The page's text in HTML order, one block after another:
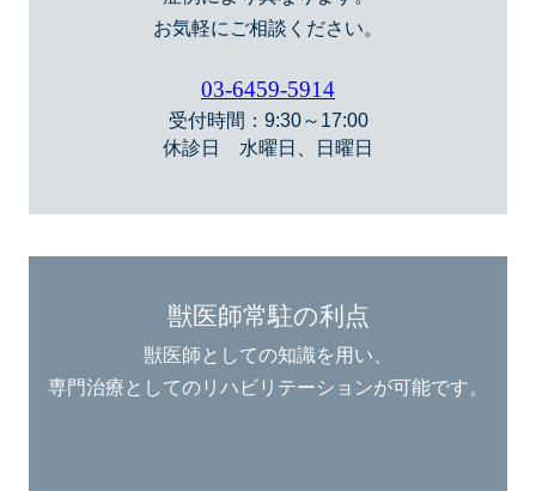
お気軽にご相談ください。
03-6459-5914
受付時間：9:30～17:00
休診日 水曜日、日曜日
獣医師常駐の利点
獣医師としての知識を用い、
専門治療としてのリハビリテーションが可能です。